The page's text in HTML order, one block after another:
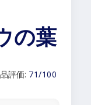
の葉
評価: 71/100